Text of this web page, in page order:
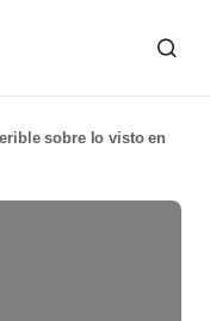
sobre lo visto en